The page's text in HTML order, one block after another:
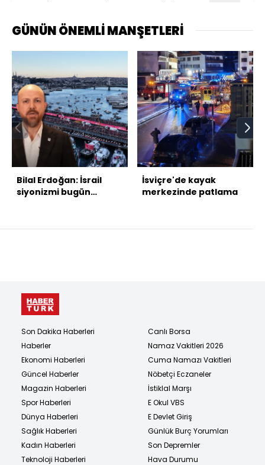
GÜNÜN ÖNEMLİ MANŞETLERİ
Bilal Erdoğan: İsrail
siyonizmi bugün
İsviçre'de kayak
merkezinde patlama
Son Dakika Haberleri
Haberler
Ekonomi Haberleri
Güncel Haberler
Magazin Haberleri
Spor Haberleri
Dünya Haberleri
Sağlık Haberleri
Kadın Haberleri
Teknoloji Haberleri
Canlı Borsa
Namaz Vakitleri 2026
Cuma Namazı Vakitleri
Nöbetçi Eczaneler
İstiklal Marşı
E Okul VBS
E Devlet Giriş
Günlük Burç Yorumları
Son Depremler
Hava Durumu